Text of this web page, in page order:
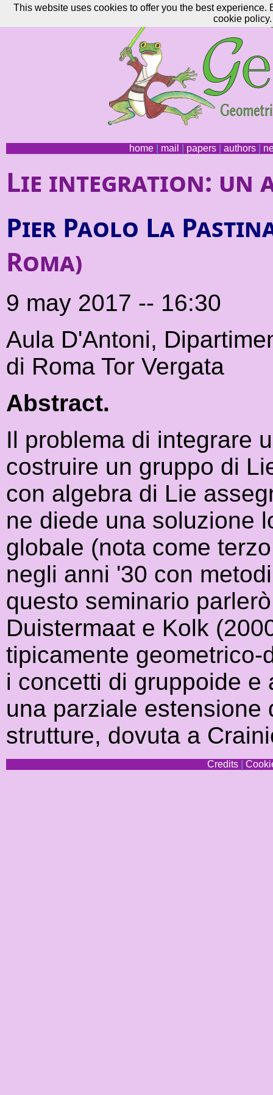
home| mail papers| authors|
Lie integration: un
Pier Paolo La
Roma)
9 may 2017 -- 16:30
Aula D'Antoni,
di Roma Tor Vergata
Abstract.
Il problema di integrare
costruire un gruppo di
con algebra di Lie
ne diede una soluzione
globale (nota come
negli anni '30 con
questo seminario
Duistermaat e Kolk
tipicamente
i concetti di gruppoide e
una parziale estensione
strutture, dovuta a
Credits
This website uses cookies to offer you the best
cookie policy.